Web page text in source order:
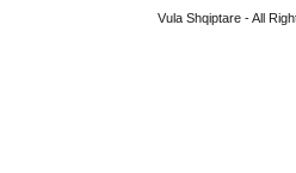
Vula Shqiptare - All